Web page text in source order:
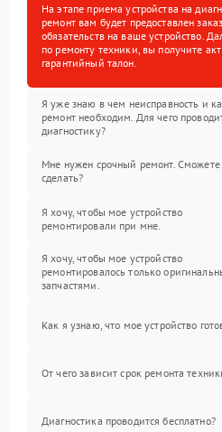
На этапе приема устройства на
ремонт вам будет предоставлен
обязательств на ваше устройство.
по ремонту техники, вы получите
гарантийный талон.
Я уже знаю в чем неисправность и
ремонт необходим. Для чего
диагностику?
Мне нужен срочный ремонт. Сможете
сделать?
Я хочу, чтобы мое устройство
ремонтировали при мне.
Я хочу, чтобы мое устройство
ремонтировалось только
запчастями.
Как я узнаю, что мое устройство
От чего зависит срок ремонта
Диагностика проводится бесплатно?